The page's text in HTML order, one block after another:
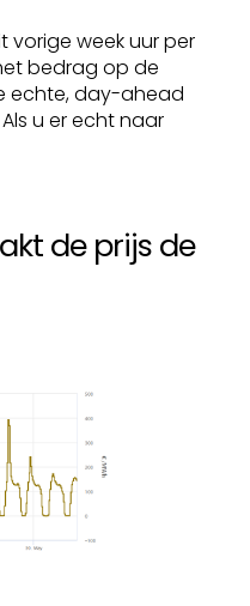
vorige week uur per
bedrag op de
echte, day-ahead
u er echt naar
de prijs de